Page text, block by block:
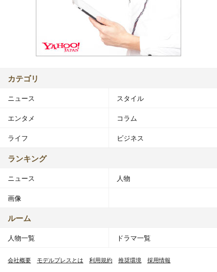
カテゴリ
ニュース スタイル
エンタメ コラム
ライフ ビジネス
ランキング
ニュース 人物
画像
ルーム
人物一覧 ドラマ一覧
会社概要 モデルプレスとは 利用規約 推奨環境 採用情報